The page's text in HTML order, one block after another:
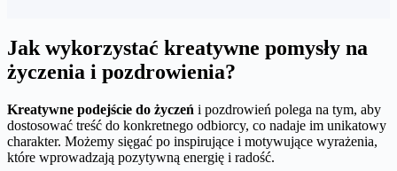
Jak wykorzystać kreatywne pomysły na
życzenia i pozdrowienia?
Kreatywne podejście do życzeń i pozdrowień polega na tym, aby
dostosować treść do konkretnego odbiorcy, co nadaje im unikatowy
charakter. Możemy sięgać po inspirujące i motywujące wyrażenia,
które wprowadzają pozytywną energię i radość.